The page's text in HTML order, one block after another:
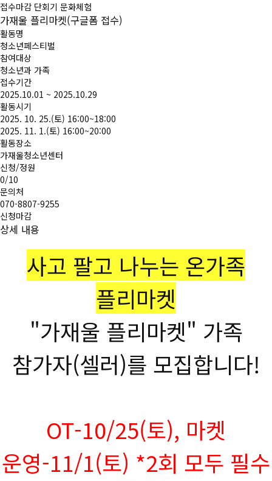
접수마감 단회기 문화체험
가재울 플리마켓(구글폼 접수)
활동명
청소년페스티벌
참여대상
청소년과 가족
접수기간
2025.10.01 ~ 2025.10.29
활동시기
2025. 10. 25.(토) 16:00~18:00
2025. 11. 1.(토) 16:00~20:00
활동장소
가재울청소년센터
신청/정원
0/10
문의처
070-8807-9255
신청마감
상세 내용
사고 팔고 나누는 온가족
플리마켓
"가재울 플리마켓" 가족
참가자(셀러)를 모집합니다!
OT-10/25(토), 마켓
운영-11/1(토) *2회 모두 필수